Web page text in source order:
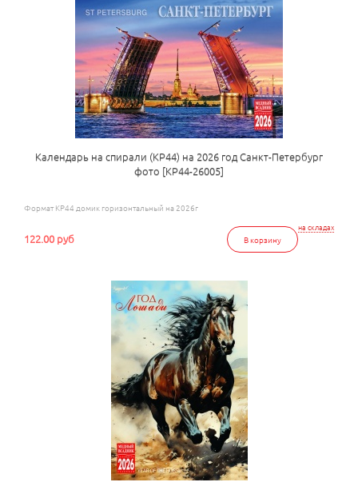
Календарь на спирали (КР44) на 2026 год Санкт-Петербург
фото [КР44-26005]
Формат КР44 домик горизонтальный на 2026г
на складах
В корзину
122.00 руб